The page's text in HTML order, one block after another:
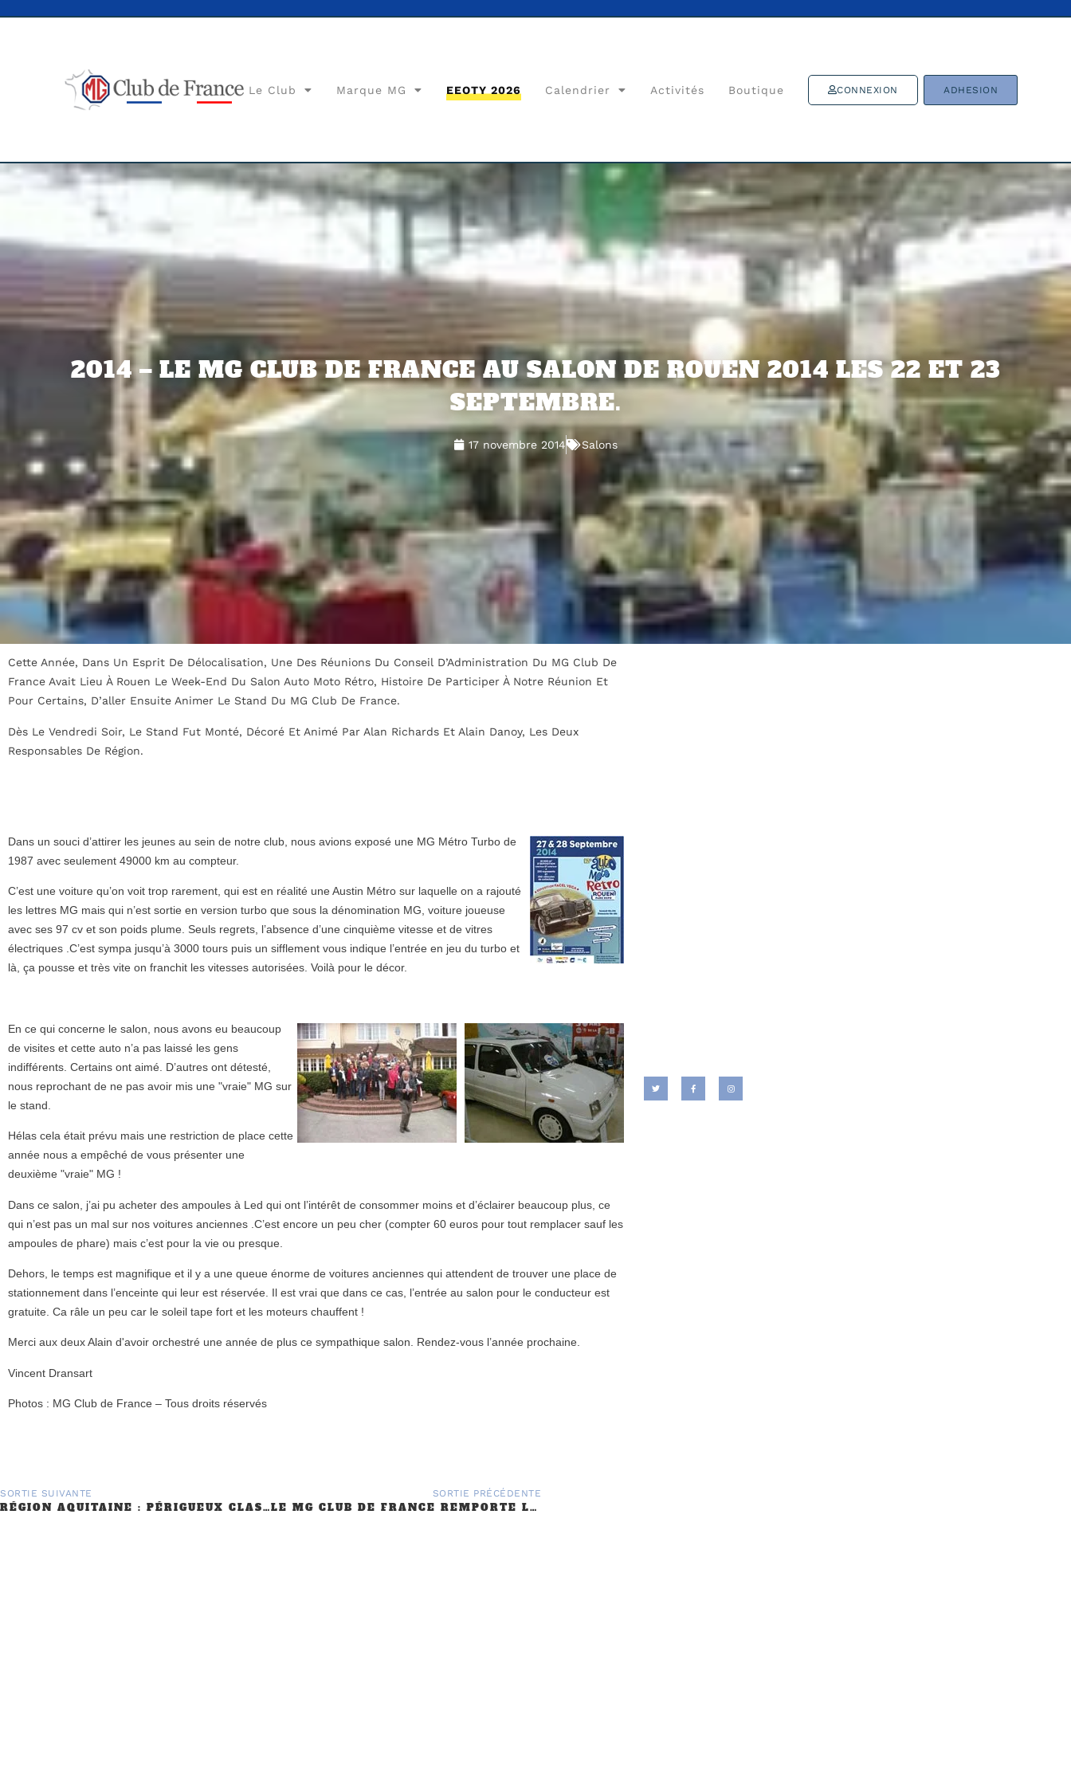
Le Club Marque MG EEOTY 2026 Calendrier Activités Boutique CONNEXION ADHESION
2014 – LE MG CLUB DE FRANCE AU SALON DE ROUEN 2014 LES 22 ET 23
SEPTEMBRE.
17 novembre 2014 Salons
Cette Année, Dans Un Esprit De Délocalisation, Une Des Réunions Du Conseil D’Administration Du MG Club De
France Avait Lieu À Rouen Le Week-End Du Salon Auto Moto Rétro, Histoire De Participer À Notre Réunion Et
Pour Certains, D’aller Ensuite Animer Le Stand Du MG Club De France.
Dès Le Vendredi Soir, Le Stand Fut Monté, Décoré Et Animé Par Alan Richards Et Alain Danoy, Les Deux
Responsables De Région.
Dans un souci d’attirer les jeunes au sein de notre club, nous avions exposé une MG Métro Turbo de
1987 avec seulement 49000 km au compteur.
C’est une voiture qu’on voit trop rarement, qui est en réalité une Austin Métro sur laquelle on a rajouté
les lettres MG mais qui n’est sortie en version turbo que sous la dénomination MG, voiture joueuse
avec ses 97 cv et son poids plume. Seuls regrets, l’absence d’une cinquième vitesse et de vitres
électriques .C’est sympa jusqu’à 3000 tours puis un sifflement vous indique l’entrée en jeu du turbo et
là, ça pousse et très vite on franchit les vitesses autorisées. Voilà pour le décor.
En ce qui concerne le salon, nous avons eu beaucoup
de visites et cette auto n’a pas laissé les gens
indifférents. Certains ont aimé. D’autres ont détesté,
nous reprochant de ne pas avoir mis une "vraie" MG sur
le stand.
Hélas cela était prévu mais une restriction de place cette
année nous a empêché de vous présenter une
deuxième "vraie" MG !
Dans ce salon, j’ai pu acheter des ampoules à Led qui ont l’intérêt de consommer moins et d’éclairer beaucoup plus, ce
qui n’est pas un mal sur nos voitures anciennes .C’est encore un peu cher (compter 60 euros pour tout remplacer sauf les
ampoules de phare) mais c’est pour la vie ou presque.
Dehors, le temps est magnifique et il y a une queue énorme de voitures anciennes qui attendent de trouver une place de
stationnement dans l’enceinte qui leur est réservée. Il est vrai que dans ce cas, l’entrée au salon pour le conducteur est
gratuite. Ca râle un peu car le soleil tape fort et les moteurs chauffent !
Merci aux deux Alain d'avoir orchestré une année de plus ce sympathique salon. Rendez-vous l’année prochaine.
Vincent Dransart
Photos : MG Club de France – Tous droits réservés
SORTIE SUIVANTE
RÉGION AQUITAINE : PÉRIGUEUX CLASSIC AUTO 11 ET 12 FÉVRIER
SORTIE PRÉCÉDENTE
LE MG CLUB DE FRANCE REMPORTE LE PRIX DU PLUS BEAU STAND À EPOQU’AUTO 2015